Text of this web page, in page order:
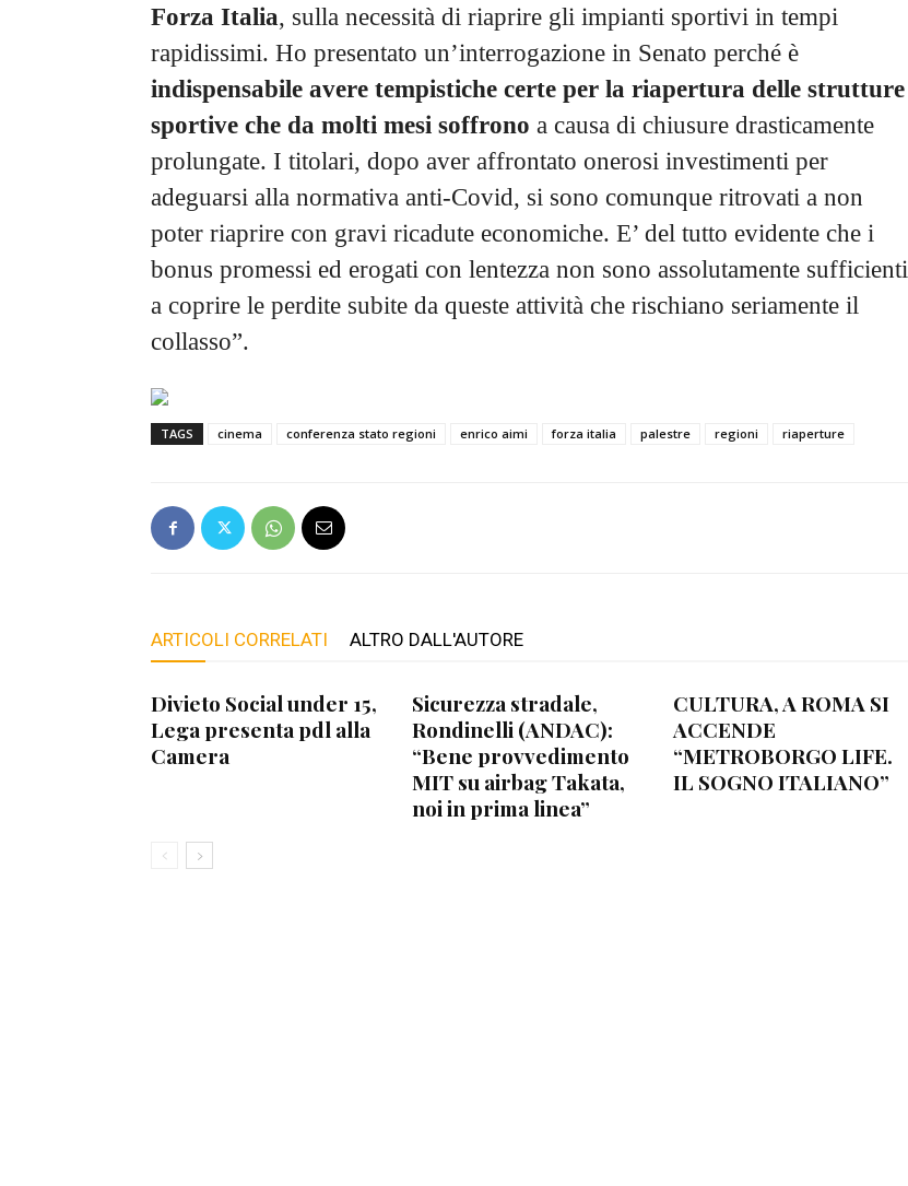
Forza Italia, sulla necessità di riaprire gli impianti sportivi in tempi
rapidissimi. Ho presentato un’interrogazione in Senato perché è
indispensabile avere tempistiche certe per la riapertura delle strutture
sportive che da molti mesi soffrono a causa di chiusure drasticamente
prolungate. I titolari, dopo aver affrontato onerosi investimenti per
adeguarsi alla normativa anti-Covid, si sono comunque ritrovati a non
poter riaprire con gravi ricadute economiche. E’ del tutto evidente che i
bonus promessi ed erogati con lentezza non sono assolutamente sufficienti
a coprire le perdite subite da queste attività che rischiano seriamente il
collasso”.
TAGS cinema conferenza stato regioni enrico aimi forza italia palestre regioni riaperture
ARTICOLI CORRELATI ALTRO DALL'AUTORE
Divieto Social under 15,
Lega presenta pdl alla
Camera
Sicurezza stradale,
Rondinelli (ANDAC):
“Bene provvedimento
MIT su airbag Takata,
noi in prima linea”
CULTURA, A ROMA SI
ACCENDE
“METROBORGO LIFE.
IL SOGNO ITALIANO”